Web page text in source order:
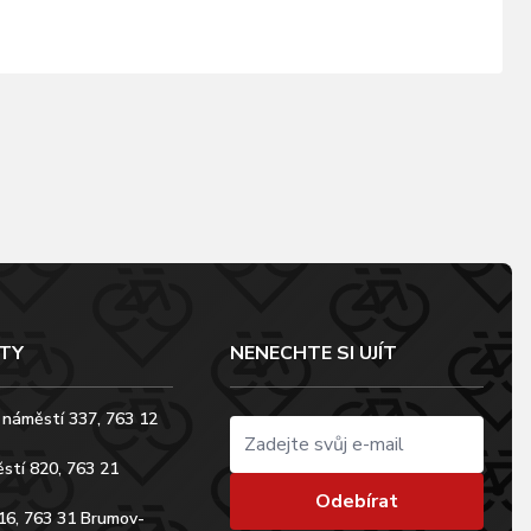
337, 763 12
820, 763 21
763 31 Brumov-
NENECHTE SI UJÍT
Odebírat